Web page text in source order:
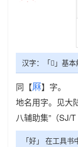
汉字：「𠩵」基
同【厤】字。
地名用字。见大
八辅助集”（SJ/T
「好」 在工具书